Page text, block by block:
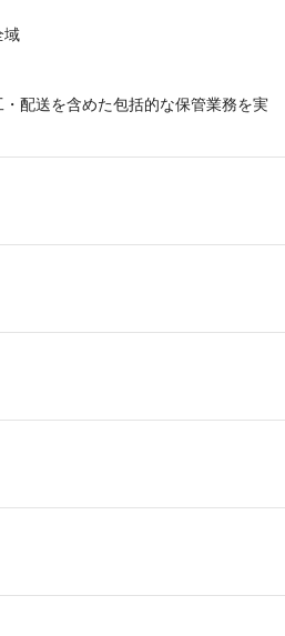
域
配送を含めた包括的な保管業務を実